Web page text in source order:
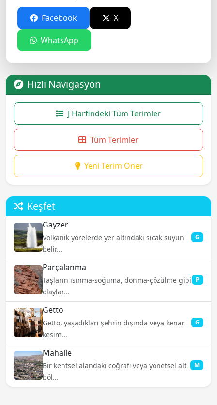
Facebook X
WhatsApp
Hızlı Navigasyon
J Harfindeki Tüm Terimler
Tüm Terimler
Yeni Terim Öner
Keşfet
Gayzer
Volkanik yörelerde yer altındaki sıcak suyun
belir...
G
Parçalanma
Taşların ısınma-soğuma, donma-çözülme gibi
olaylar...
P
Getto
Getto, yaşadıkları şehrin dışında veya kenar
kesim...
G
Mahalle
Bir kentsel alandaki coğrafi veya yönetsel alt
böl...
M